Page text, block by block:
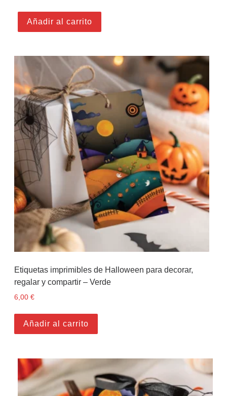
Añadir al carrito
Etiquetas imprimibles de Halloween para decorar,
regalar y compartir – Verde
6,00 €
Añadir al carrito